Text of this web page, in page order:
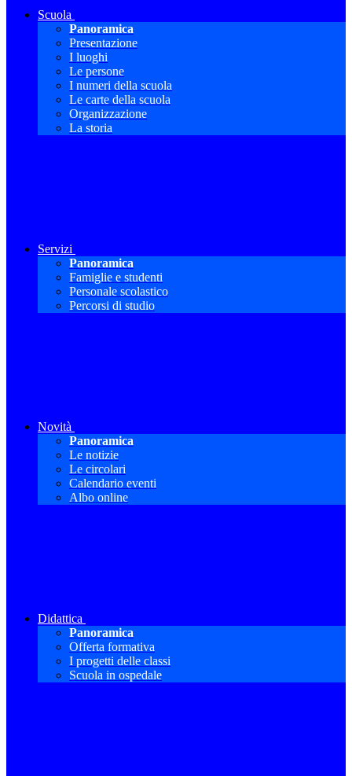
Scuola
Panoramica
Presentazione
I luoghi
Le persone
I numeri della scuola
Le carte della scuola
Organizzazione
La storia
Servizi
Panoramica
Famiglie e studenti
Personale scolastico
Percorsi di studio
Novità
Panoramica
Le notizie
Le circolari
Calendario eventi
Albo online
Didattica
Panoramica
Offerta formativa
I progetti delle classi
Scuola in ospedale